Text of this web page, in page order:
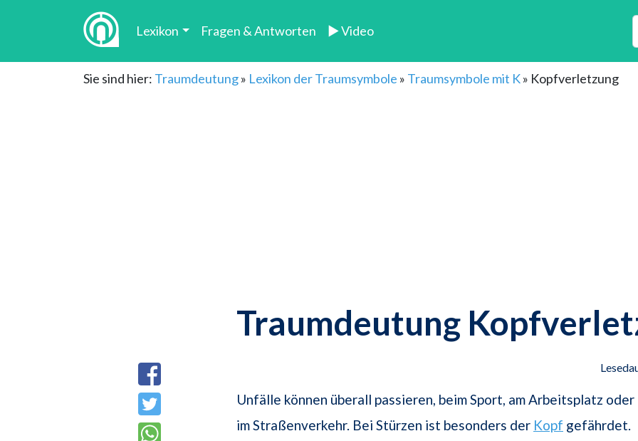
Lexikon Fragen & Antworten ► Video
Sie sind hier: Traumdeutung» Lexikon der Traumsymbole » Traumsymbole mit K» Kopfverletzung
Traumdeutung
Unfälle können überall passieren, beim Sport, am Arbeitsplatz oder
im Straßenverkehr. Bei Stürzen ist besonders der Kopf gefährdet.